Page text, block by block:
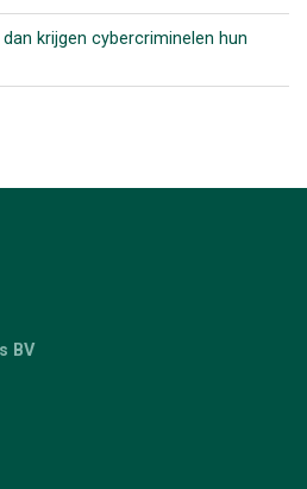
krijgen cybercriminelen hun
BV